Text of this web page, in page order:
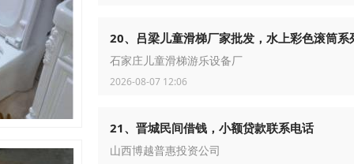
20、吕梁儿童滑梯厂家批发，水上彩色滚筒系
石家庄儿童滑梯游乐设备厂
2026-08-07 12:06
21、晋城民间借钱，小额贷款联系电话
山西博越普惠投资公司